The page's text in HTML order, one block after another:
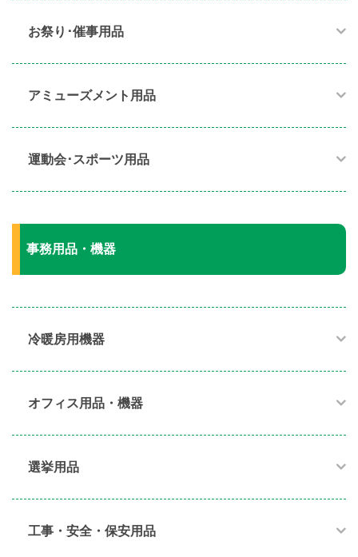
お祭り･催事用品​
アミューズメント用品​
運動会･スポーツ用品​
事務用品・機器
冷暖房用機器​
オフィス用品・機器​
選挙用品
工事・安全・保安用品